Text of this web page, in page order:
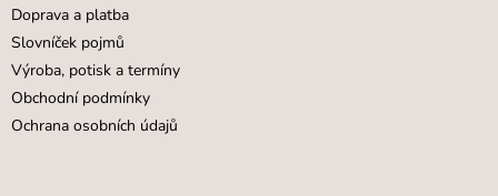
Doprava a platba
Slovníček pojmů
Výroba, potisk a termíny
Obchodní podmínky
Ochrana osobních údajů